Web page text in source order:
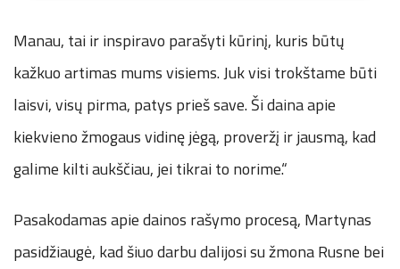
Manau, tai ir inspiravo parašyti kūrinį, kuris būtų
kažkuo artimas mums visiems. Juk visi trokštame būti
laisvi, visų pirma, patys prieš save. Ši daina apie
kiekvieno žmogaus vidinę jėgą, proveržį ir jausmą, kad
galime kilti aukščiau, jei tikrai to norime.“
Pasakodamas apie dainos rašymo procesą, Martynas
pasidžiaugė, kad šiuo darbu dalijosi su žmona Rusne bei